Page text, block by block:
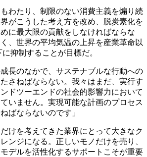
わたり、制限のない消費主義を煽り続
がこうした考え方を改め、脱炭素化を
に最大限の貢献をしなければならな
、世界の平均気温の上昇を産業革命以
抑制することが目標だ。
成長のなかで、サステナブルな行動への
さねばならない。我々はまだ、実行す
ドツーエンドの社会的影響力において
いません。実現可能な計画のプロセス
ばならないのです」
だけを考えてきた業界にとって大きなク
ンジになる。正しいモノだけを売り、
デルを活性化するサポートこそが重要